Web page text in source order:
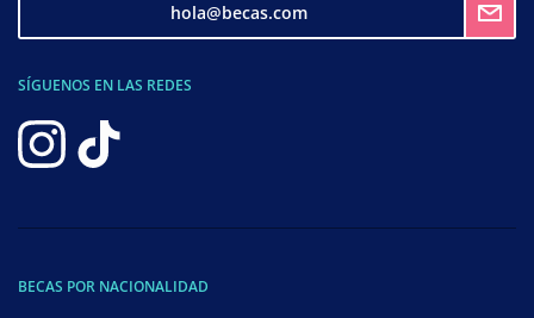
hola@becas.com
SÍGUENOS EN LAS REDES
BECAS POR NACIONALIDAD